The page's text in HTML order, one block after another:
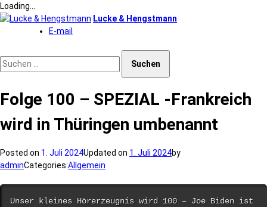
Loading...
Skip
Lucke & Hengstmann
E-mail
Suchen nach:
Folge 100 – SPEZIAL -Frankreich
wird in Thüringen umbenannt
Posted on 1. Juli 2024Updated on 1. Juli 2024by
adminCategories:Allgemein
Unser kleines Hörerzeugnis wird 100 – Joe Biden ist